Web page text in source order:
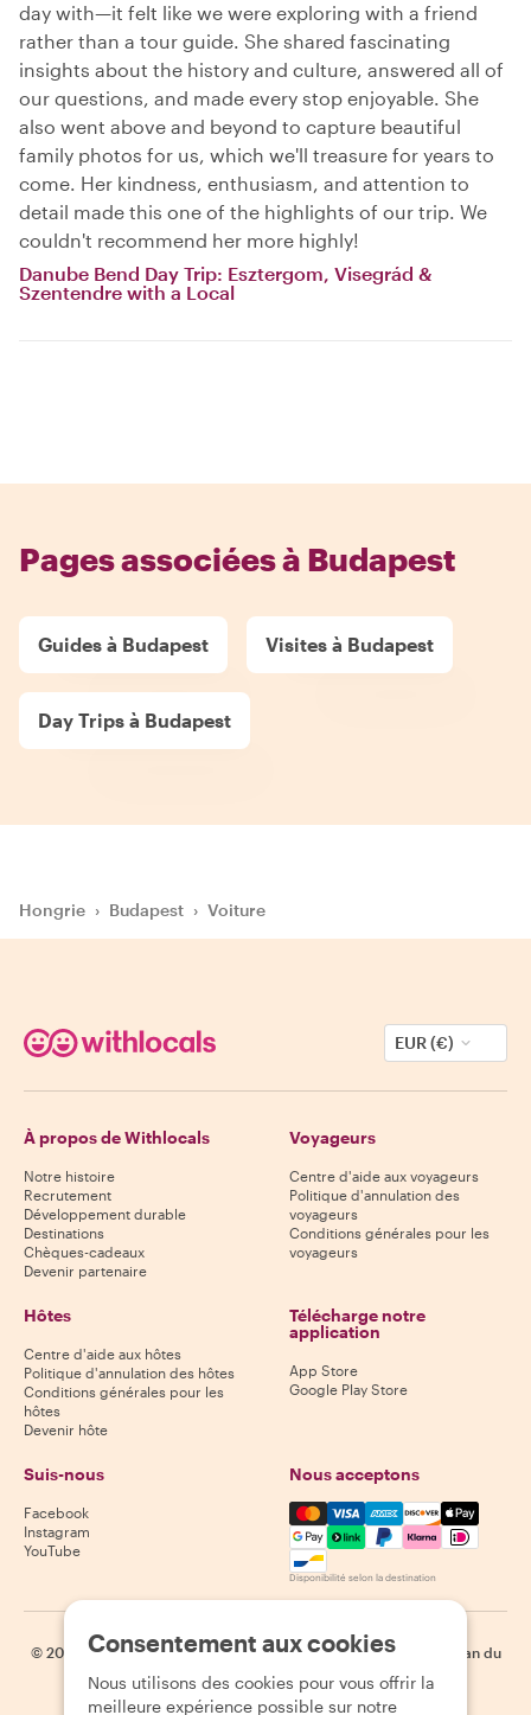
day with—it felt like we were exploring with a friend
rather than a tour guide. She shared fascinating
insights about the history and culture, answered all of
our questions, and made every stop enjoyable. She
also went above and beyond to capture beautiful
family photos for us, which we'll treasure for years to
come. Her kindness, enthusiasm, and attention to
detail made this one of the highlights of our trip. We
couldn't recommend her more highly!
Danube Bend Day Trip: Esztergom, Visegrád &
Szentendre with a Local
Pages associées à Budapest
Guides à Budapest Visites à Budapest
Day Trips à Budapest
Hongrie › Budapest › Voiture
EUR (€)
À propos de Withlocals
Notre histoire
Recrutement
Développement durable
Destinations
Chèques-cadeaux
Devenir partenaire
Voyageurs
Centre d'aide aux voyageurs
Politique d'annulation des
voyageurs
Conditions générales pour les
voyageurs
Hôtes
Centre d'aide aux hôtes
Politique d'annulation des hôtes
Conditions générales pour les
hôtes
Devenir hôte
Télécharge notre
application
App Store
Google Play Store
Suis-nous
Facebook
Instagram
YouTube
Nous acceptons
Mastercard, Visa, Amex,
Disponibilité selon la destination
© 2026 Withlocals.com | Politique de confidentialité | Cookies
Plan du
site
Consentement aux cookies
Nous utilisons des cookies pour vous offrir la
meilleure expérience possible sur notre